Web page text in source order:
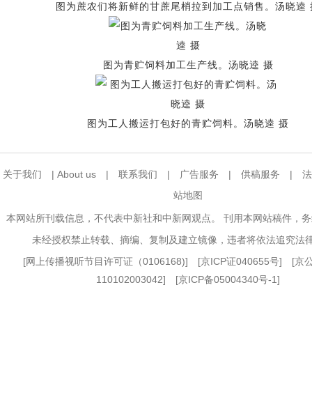
图为蔗农们将新鲜的甘蔗尾梢拉到加工点销售。汤晓逵
图为青贮饲料加工生产线。汤晓逵 摄
图为工人搬运打包好的青贮饲料。汤晓逵 摄
关于我们 | About us | 联系我们 | 广告服务 | 供稿服务 |
站地图
本网站所刊载信息，不代表中新社和中新网观点。 刊用本网站稿件，
未经授权禁止转载、摘编、复制及建立镜像，违者将依法追究法
[网上传播视听节目许可证（0106168)] [京ICP证040655号] [京
110102003042] [京ICP备05004340号-1]